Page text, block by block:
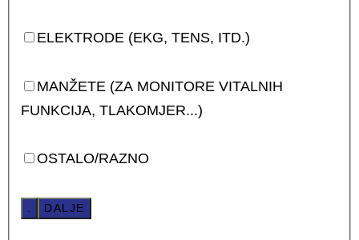
ELEKTRODE (EKG, TENS, ITD.)
MANŽETE (ZA MONITORE VITALNIH
FUNKCIJA, TLAKOMJER...)
OSTALO/RAZNO
DALJE